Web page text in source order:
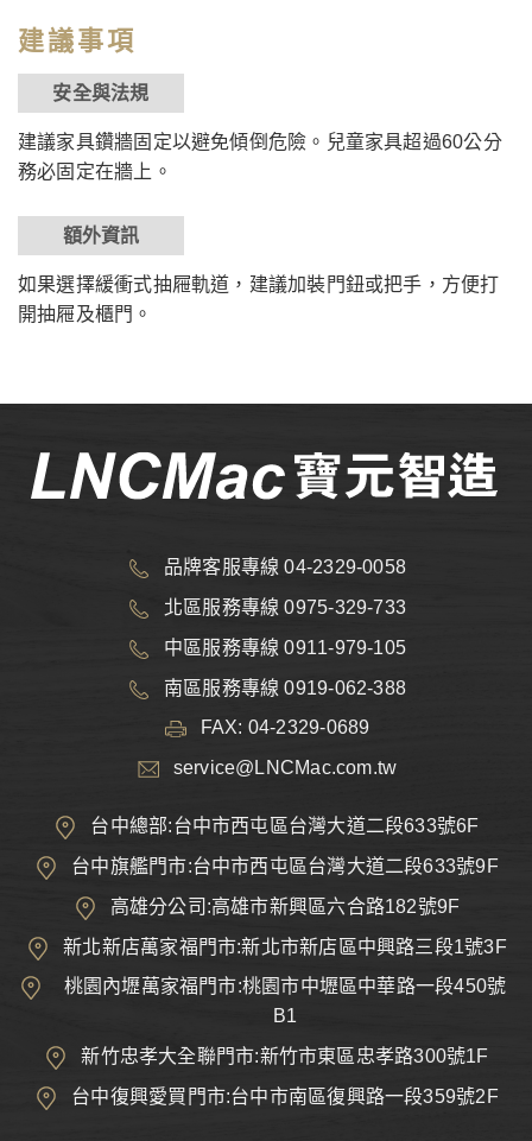
建議事項
安全與法規
建議家具鑽牆固定以避免傾倒危險。兒童家具超過60公分
務必固定在牆上。
額外資訊
如果選擇緩衝式抽屜軌道，建議加裝門鈕或把手，方便打
開抽屜及櫃門。
品牌客服專線 04-2329-0058
北區服務專線 0975-329-733
中區服務專線 0911-979-105
南區服務專線 0919-062-388
FAX: 04-2329-0689
service@LNCMac.com.tw
台中總部:台中市西屯區台灣大道二段633號6F
台中旗艦門市:台中市西屯區台灣大道二段633號9F
高雄分公司:高雄市新興區六合路182號9F
新北新店萬家福門市:新北市新店區中興路三段1號3F
桃園內壢萬家福門市:桃園市中壢區中華路一段450號
B1
新竹忠孝大全聯門市:新竹市東區忠孝路300號1F
台中復興愛買門市:台中市南區復興路一段359號2F